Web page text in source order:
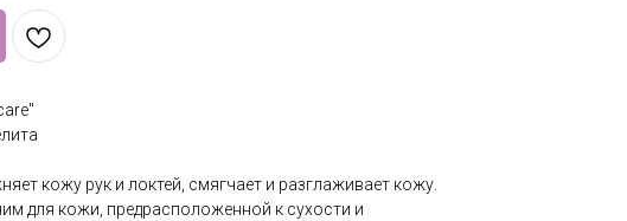
кожу рук и локтей, смягчает и разглаживает кожу.
для кожи, предрасположенной к сухости и